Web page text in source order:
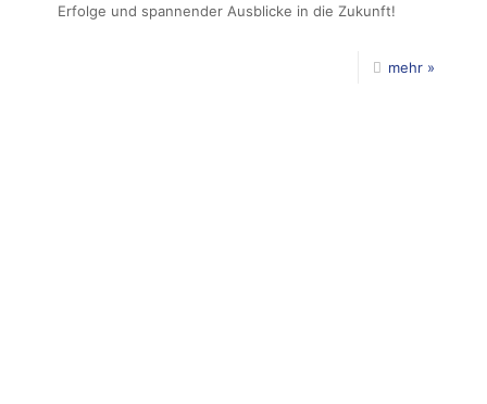
Erfolge und spannender Ausblicke in die Zukunft!
mehr »